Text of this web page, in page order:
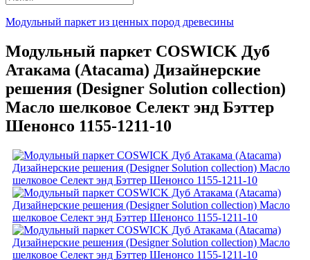
Модульный паркет из ценных пород древесины
Модульный паркет COSWICK Дуб
Атакама (Atacama) Дизайнерские
решения (Designer Solution collection)
Масло шелковое Селект энд Бэттер
Шенонсо 1155-1211-10